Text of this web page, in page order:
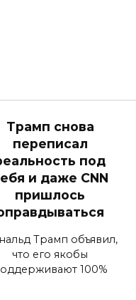
Трамп снова
переписал
под
и даже CNN
пришлось
Трамп объявил,
что его якобы
100%